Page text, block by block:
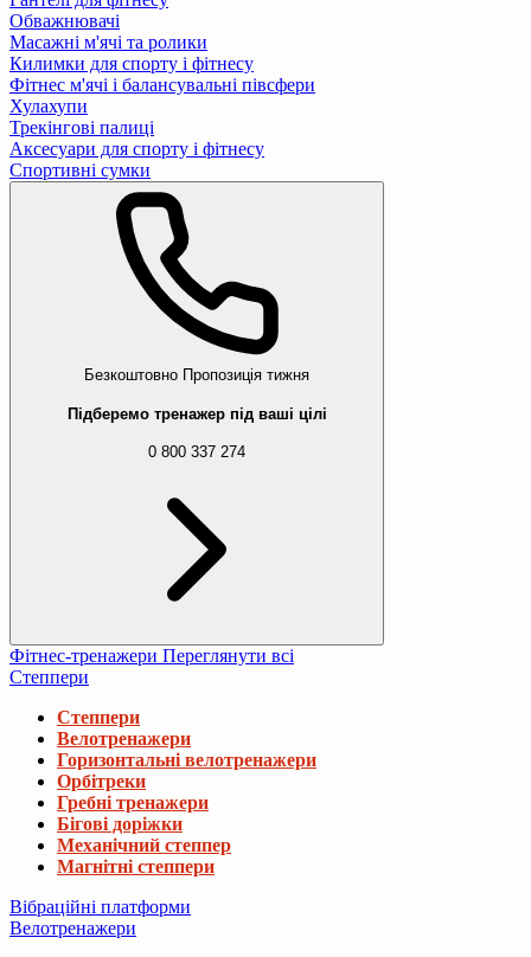
Обважнювачі
Масажні м'ячі та ролики
Килимки для спорту і фітнесу
Фітнес м'ячі і балансувальні півсфери
Хулахупи
Трекінгові палиці
Аксесуари для спорту і фітнесу
Спортивні сумки
Безкоштовно Пропозиція тижня
Підберемо тренажер під ваші цілі
0 800 337 274
Фітнес-тренажери Переглянути всі
Степпери
Степпери
Велотренажери
Горизонтальні велотренажери
Орбітреки
Гребні тренажери
Бігові доріжки
Механічний степпер
Магнітні степпери
Вібраційні платформи
Велотренажери